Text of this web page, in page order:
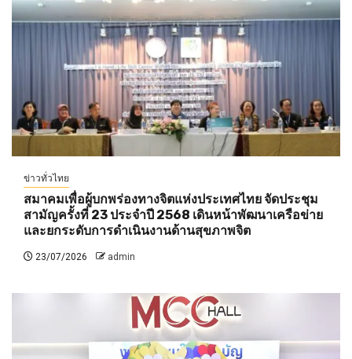
ข่าวทั่วไทย
สมาคมเพื่อผู้บกพร่องทางจิตแห่งประเทศไทย จัดประชุม
สามัญครั้งที่ 23 ประจำปี 2568 เดินหน้าพัฒนาเครือข่าย
และยกระดับการดำเนินงานด้านสุขภาพจิต
23/07/2026 admin